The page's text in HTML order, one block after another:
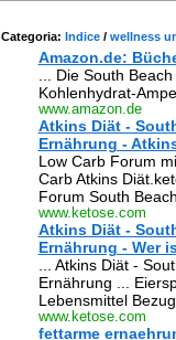
Categoria: Indice / wellness
Amazon.de:
... Die South
Kohlenhydrat-
www.amazon.de
Atkins Diät -
Ernährung -
Low Carb Forum
Carb Atkins
Forum South
www.ketose.com
Atkins Diät -
Ernährung - Wer
... Atkins Diät -
Ernährung ...
Lebensmittel
www.ketose.com
fettarme